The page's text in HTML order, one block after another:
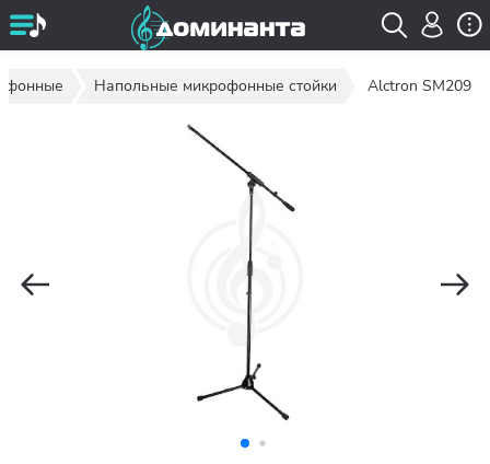
Напольные микрофонные стойки Alctron SM209